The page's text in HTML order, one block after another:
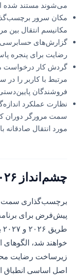
می‌شوند مستند
مکان سرور
مکانیسم انتقال
گزارش‌های
رضایت برای پنجره
گردش کار درخواست
مرتبط با کاربر را
فروشندگان
نظارت عملکرد
سمت مرورگر دوران
مورد انتقال صادقانه
چشم‌انداز ۲۰۲۶
برچسب‌گذاری سمت
پیش‌فرض برای
خواهند شد، الگوهای
زیرساخت رضایت
اصل اساسی